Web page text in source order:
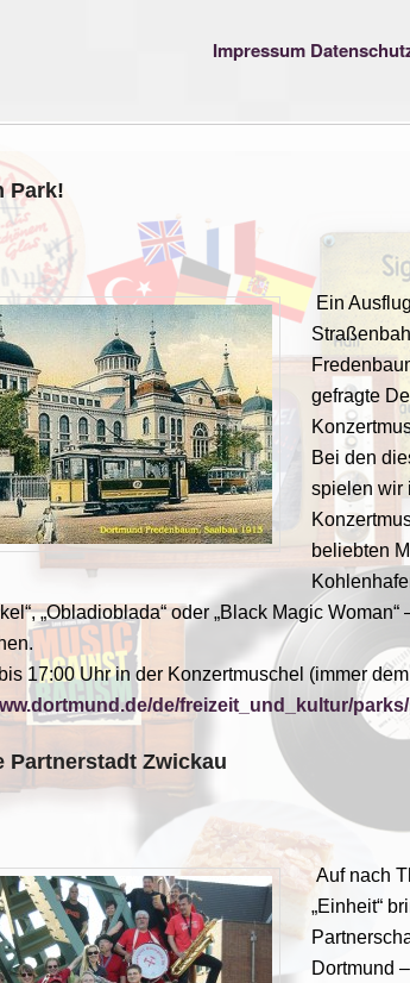
Impressum
Park!
Ein
gefragte
Bei den
spielen wir
beliebten
„Obladioblada“ oder „Black Magic
17:00 Uhr in der Konzertmuschel (immer
de/freizeit_und_kultur/
Partnerstadt Zwickau
Auf nach
„Einheit“
Dortmund